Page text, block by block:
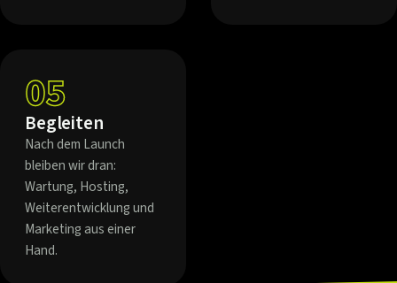
05
Begleiten
Nach dem Launch
bleiben wir dran:
Wartung, Hosting,
Weiterentwicklung und
Marketing aus einer
Hand.